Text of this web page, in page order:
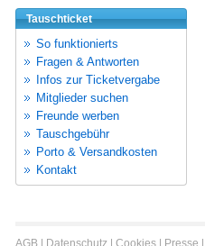
Tauschticket
So funktionierts
Fragen & Antworten
Infos zur Ticketvergabe
Mitglieder suchen
Freunde werben
Tauschgebühr
Porto & Versandkosten
Kontakt
AGB Datenschutz Cookies Presse